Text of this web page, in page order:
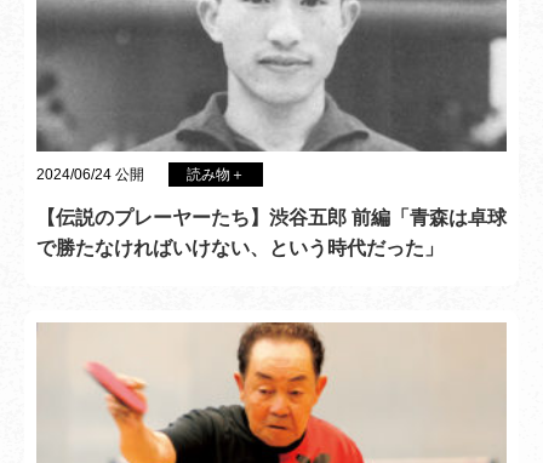
2024/06/24 公開 読み物＋
【伝説のプレーヤーたち】渋谷五郎 前編「青森は卓球
で勝たなければいけない、という時代だった」